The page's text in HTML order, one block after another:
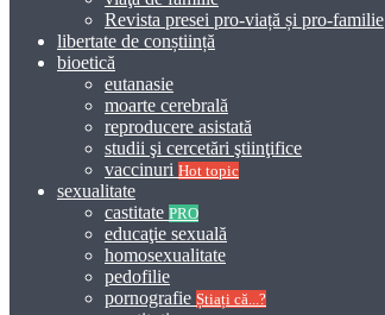
Revista presei pro-viață și pro-familie
libertate de conștiință
bioetică
eutanasie
moarte cerebrală
reproducere asistată
studii şi cercetări ştiinţifice
vaccinuri Hot topic
sexualitate
castitate PRO
educaţie sexuală
homosexualitate
pedofilie
pornografie Știați că...?